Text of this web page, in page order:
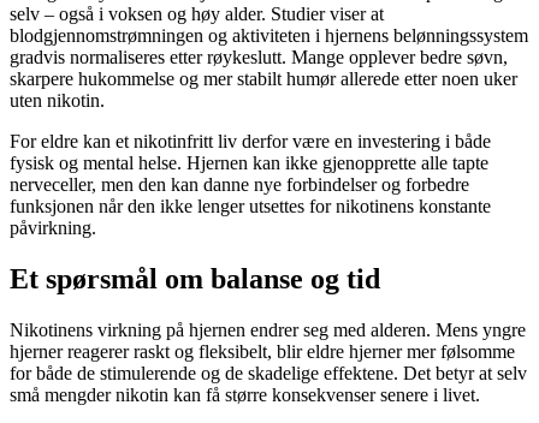
selv – også i voksen og høy alder. Studier viser at
blodgjennomstrømningen og aktiviteten i hjernens belønningssystem
gradvis normaliseres etter røykeslutt. Mange opplever bedre søvn,
skarpere hukommelse og mer stabilt humør allerede etter noen uker
uten nikotin.
For eldre kan et nikotinfritt liv derfor være en investering i både
fysisk og mental helse. Hjernen kan ikke gjenopprette alle tapte
nerveceller, men den kan danne nye forbindelser og forbedre
funksjonen når den ikke lenger utsettes for nikotinens konstante
påvirkning.
Et spørsmål om balanse og tid
Nikotinens virkning på hjernen endrer seg med alderen. Mens yngre
hjerner reagerer raskt og fleksibelt, blir eldre hjerner mer følsomme
for både de stimulerende og de skadelige effektene. Det betyr at selv
små mengder nikotin kan få større konsekvenser senere i livet.